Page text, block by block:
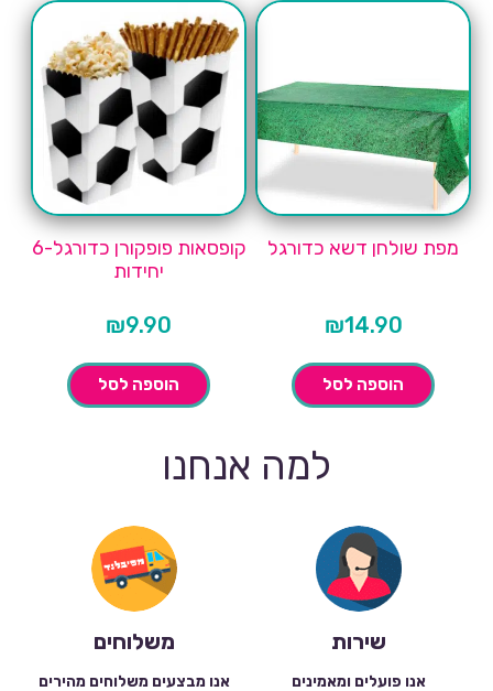
מפת שולחן דשא כדורגל
₪14.90
הוספה לסל
קופסאות פופקורן כדורגל-6
יחידות
₪9.90
הוספה לסל
למה אנחנו
שירות
אנו פועלים ומאמינים
משלוחים
אנו מבצעים משלוחים מהירים